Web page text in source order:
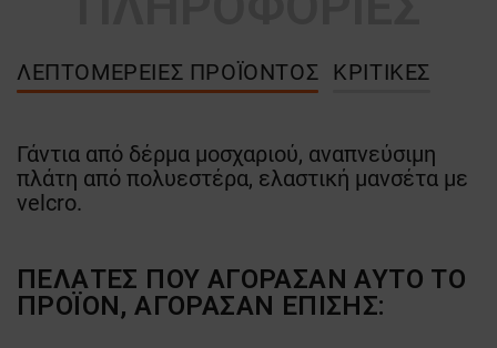
ΛΕΠΤΟΜΈΡΕΙΕΣ ΠΡΟΪΌΝΤΟΣ ΚΡΙΤΙΚΈΣ
Γάντια από δέρμα μοσχαριού, αναπνεύσιμη
πλάτη από πολυεστέρα, ελαστική μανσέτα με
velcro.
ΠΕΛΆΤΕΣ ΠΟΥ ΑΓΌΡΑΣΑΝ ΑΥΤΌ ΤΟ
ΠΡΟΪΌΝ, ΑΓΌΡΑΣΑΝ ΕΠΊΣΗΣ: